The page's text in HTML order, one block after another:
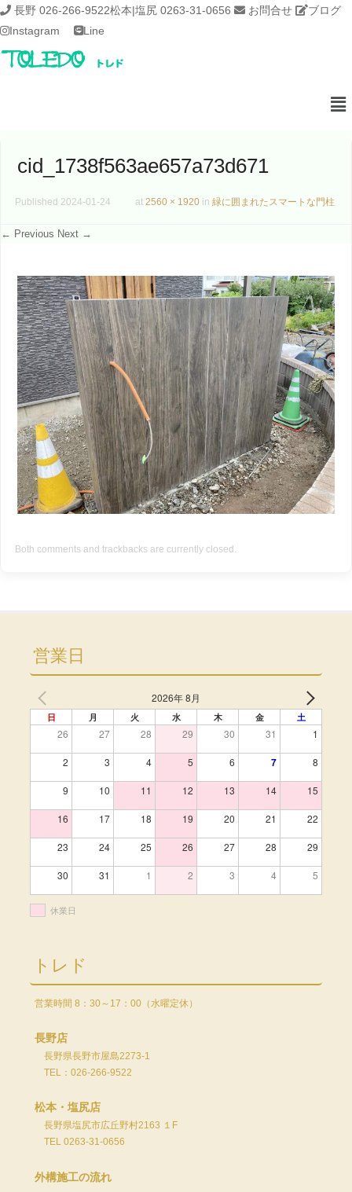
長野 026-266-9522松本|塩尻 0263-31-0656 お問合せ
ブログ
Instagram
Line
cid_1738f563ae657a73d671
Published 2024-01-24 at 2560 × 1920 in 緑に囲まれたスマートな門柱
← Previous Next →
Both comments and trackbacks are currently closed.
営業日
2026年 8月
日 月 火 水 木 金 土
26 27 28 29 30 31 1
2 3 4 5 6 7 8
9 10 11 12 13 14 15
16 17 18 19 20 21 22
23 24 25 26 27 28 29
30 31 1 2 3 4 5
休業日
トレド
営業時間 8：30～17：00（水曜定休）
長野店
長野県長野市屋島2273-1
TEL：026-266-9522
松本・塩尻店
長野県塩尻市広丘野村2163 １F
TEL 0263-31-0656
外構施工の流れ